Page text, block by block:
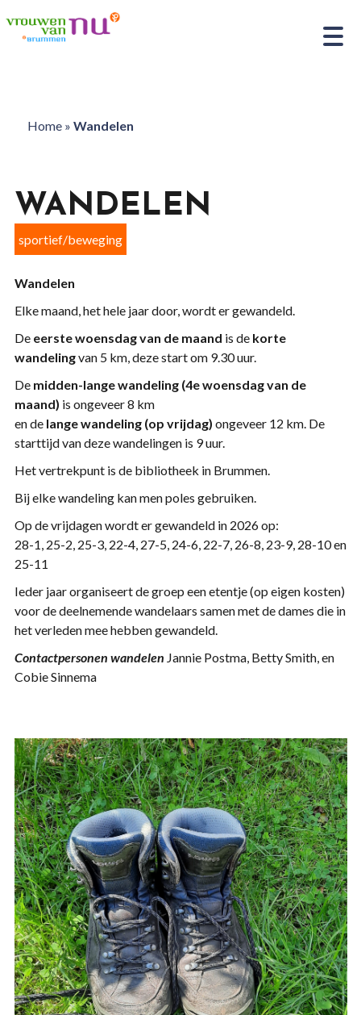
Home» Wandelen
WANDELEN
sportief/beweging
Wandelen
Elke maand, het hele jaar door, wordt er gewandeld.
De eerste woensdag van de maand is de korte
wandelingvan 5 km, deze start om 9.30 uur.
De midden-lange wandeling (4e woensdag van de
maand) is ongeveer 8 km
en de lange wandeling (op vrijdag) ongeveer 12 km. De
starttijd van deze wandelingen is 9 uur.
Het vertrekpunt is de bibliotheek in Brummen.
Bij elke wandeling kan men poles gebruiken.
Op de vrijdagen wordt er gewandeld in 2026 op:
28-1, 25-2, 25-3, 22-4, 27-5, 24-6, 22-7, 26-8, 23-9, 28-10 en
25-11
Ieder jaar organiseert de groep een etentje (op eigen kosten)
voor de deelnemende wandelaars samen met de dames die in
het verleden mee hebben gewandeld.
Contactpersonen wandelen Jannie Postma, Betty Smith, en
Cobie Sinnema